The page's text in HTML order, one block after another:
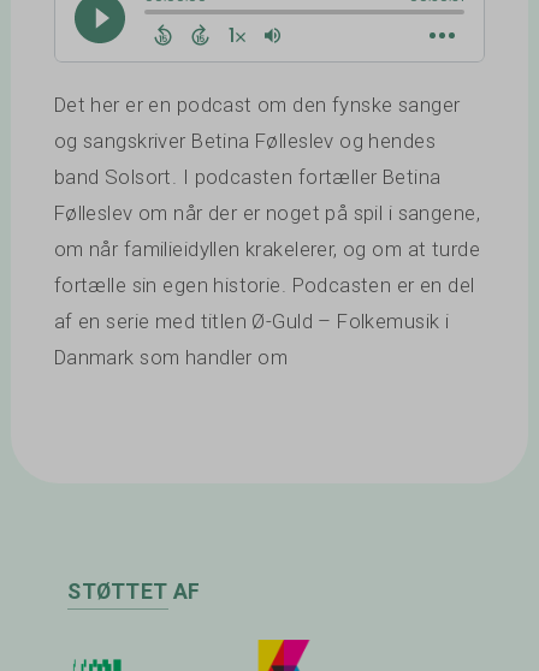
Det her er en podcast om den fynske sanger
og sangskriver Betina Følleslev og hendes
band Solsort. I podcasten fortæller Betina
Følleslev om når der er noget på spil i sangene,
om når familieidyllen krakelerer, og om at turde
fortælle sin egen historie. Podcasten er en del
af en serie med titlen Ø-Guld – Folkemusik i
Danmark som handler om
STØTTET AF